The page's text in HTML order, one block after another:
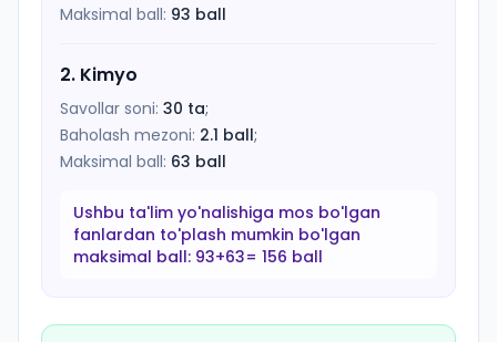
Maksimal ball: 93 ball
2. Kimyo
Savollar soni: 30 ta;
Baholash mezoni: 2.1 ball;
Maksimal ball: 63 ball
Ushbu ta'lim yo'nalishiga mos bo'lgan
fanlardan to'plash mumkin bo'lgan
maksimal ball: 93+63= 156 ball